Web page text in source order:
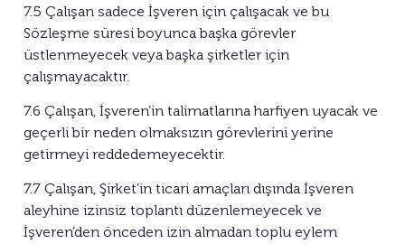
7.5 Çalışan sadece İşveren için çalışacak ve bu
Sözleşme süresi boyunca başka görevler
üstlenmeyecek veya başka şirketler için
çalışmayacaktır.
7.6 Çalışan, İşveren’in talimatlarına harfiyen uyacak ve
geçerli bir neden olmaksızın görevlerini yerine
getirmeyi reddedemeyecektir.
7.7 Çalışan, Şirket’in ticari amaçları dışında İşveren
aleyhine izinsiz toplantı düzenlemeyecek ve
İşveren’den önceden izin almadan toplu eylem